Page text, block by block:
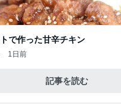
記事を読む
Amebaトピックス 1日前